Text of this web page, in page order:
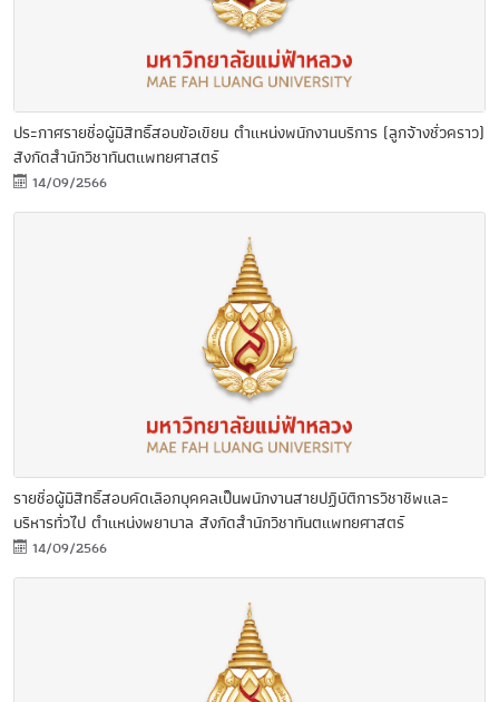
ประกาศรายชื่อผู้มีสิทธิ์สอบข้อเขียน ตำแหน่งพนักงานบริการ (ลูกจ้างชั่วคราว)
สังกัดสำนักวิชาทันตแพทยศาสตร์
14/09/2566
รายชื่อผู้มีสิทธิ์สอบคัดเลือกบุคคลเป็นพนักงานสายปฏิบัติการวิชาชีพและ
บริหารทั่วไป ตำแหน่งพยาบาล สังกัดสำนักวิชาทันตแพทยศาสตร์
14/09/2566